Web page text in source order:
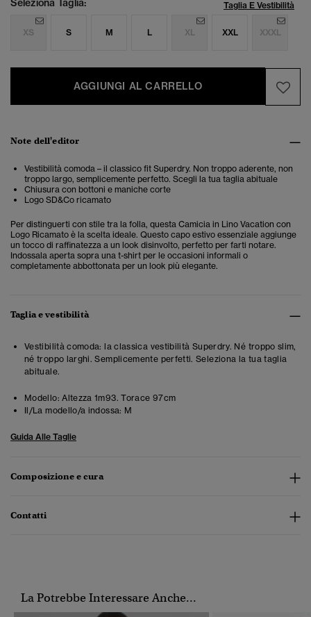
Seleziona Taglia: Taglia E Vestibilità
XS S M L XL XXL XXXL
AGGIUNGI AL CARRELLO
Note dell'editor
Vestibilità comoda – il classico fit Superdry. Non troppo aderente, non
troppo largo, semplicemente perfetto. Scegli la tua taglia abituale
Chiusura con bottoni e maniche corte
Logo SD&Co ricamato
Per distinguerti con stile tra la folla, questa Camicia in Lino Vacation con
Logo Ricamato è la scelta ideale. Questo capo estivo essenziale aggiunge
un tocco di raffinatezza a un look disinvolto, perfetto per farti notare.
Indossala aperta sopra una t-shirt per le occasioni informali o
completamente abbottonata per un look più elegante.
Taglia e vestibilità
Vestibilità comoda: la classica vestibilità Superdry. Né troppo slim,
né troppo larghi. Semplicemente perfetti. Seleziona la tua taglia
abituale.
Modello: Altezza 1m93. Torace 97cm
Il/La modello/a indossa: M
Guida Alle Taglie
Composizione e cura
Contatti
La Potrebbe Interessare Anche...